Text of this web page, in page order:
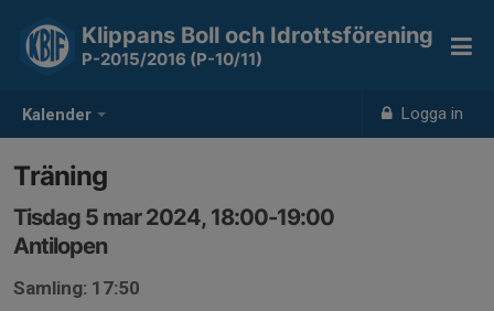
Kalender Logga in
Klippans Boll och Idrottsförening
P-2015/2016 (P-10/11)
Träning
Tisdag 5 mar 2024, 18:00-19:00
Antilopen
Samling: 17:50